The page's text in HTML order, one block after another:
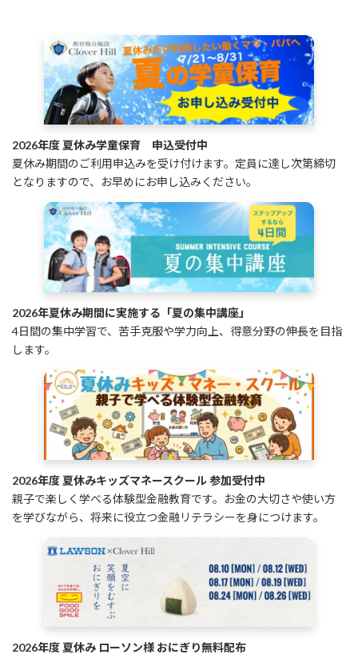
2026年度 夏休み学童保育 申込受付中
夏休み期間のご利用申込みを受け付けます。定員に達し次第締切
となりますので、お早めにお申し込みください。
2026年夏休み期間に実施する「夏の集中講座」
4日間の集中学習で、苦手克服や学力向上、得意分野の伸長を目指
します。
2026年度 夏休みキッズマネースクール 参加受付中
親子で楽しく学べる体験型金融教育です。お金の大切さや使い方
を学びながら、将来に役立つ金融リテラシーを身につけます。
2026年度 夏休み ローソン様 おにぎり無料配布